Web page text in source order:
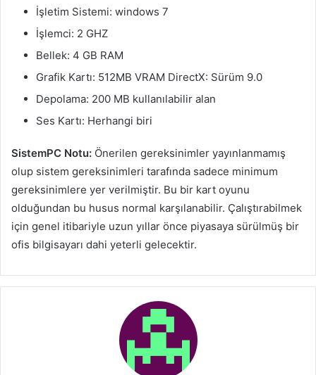
İşletim Sistemi: windows 7
İşlemci: 2 GHZ
Bellek: 4 GB RAM
Grafik Kartı: 512MB VRAM DirectX: Sürüm 9.0
Depolama: 200 MB kullanılabilir alan
Ses Kartı: Herhangi biri
SistemPC Notu: Önerilen gereksinimler yayınlanmamış
olup sistem gereksinimleri tarafında sadece minimum
gereksinimlere yer verilmiştir. Bu bir kart oyunu
olduğundan bu husus normal karşılanabilir. Çalıştırabilmek
için genel itibariyle uzun yıllar önce piyasaya sürülmüş bir
ofis bilgisayarı dahi yeterli gelecektir.